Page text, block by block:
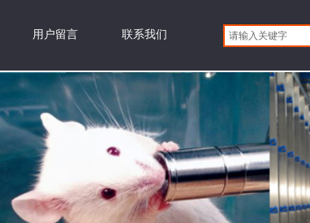
用户留言 联系我们 更多